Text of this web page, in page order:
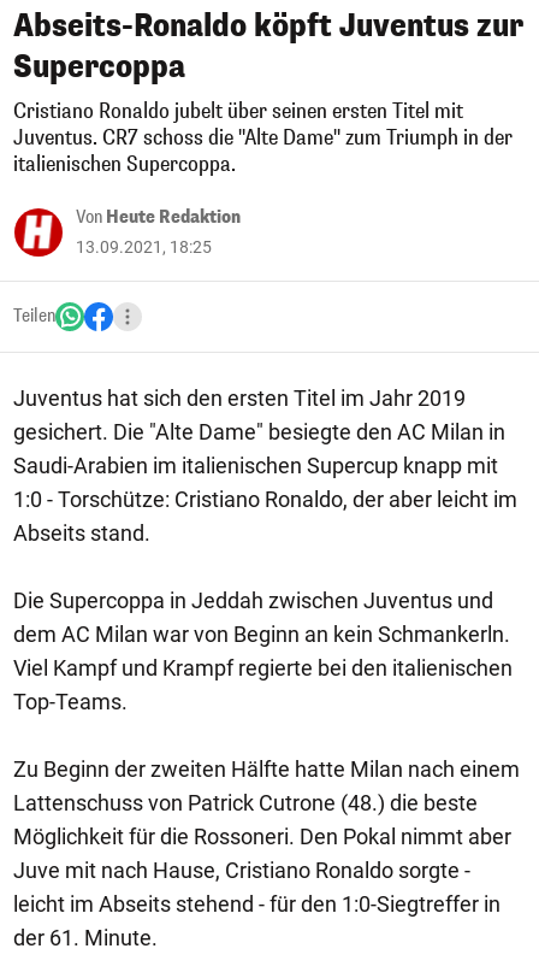
Abseits-Ronaldo köpft Juventus zur
Supercoppa
Cristiano Ronaldo jubelt über seinen ersten Titel mit
Juventus. CR7 schoss die "Alte Dame" zum Triumph in der
italienischen Supercoppa.
Von Heute Redaktion
13.09.2021, 18:25
Teilen
Juventus hat sich den ersten Titel im Jahr 2019
gesichert. Die "Alte Dame" besiegte den AC Milan in
Saudi-Arabien im italienischen Supercup knapp mit
1:0 - Torschütze: Cristiano Ronaldo, der aber leicht im
Abseits stand.
Die Supercoppa in Jeddah zwischen Juventus und
dem AC Milan war von Beginn an kein Schmankerln.
Viel Kampf und Krampf regierte bei den italienischen
Top-Teams.
Zu Beginn der zweiten Hälfte hatte Milan nach einem
Lattenschuss von Patrick Cutrone (48.) die beste
Möglichkeit für die Rossoneri. Den Pokal nimmt aber
Juve mit nach Hause, Cristiano Ronaldo sorgte -
leicht im Abseits stehend - für den 1:0-Siegtreffer in
der 61. Minute.